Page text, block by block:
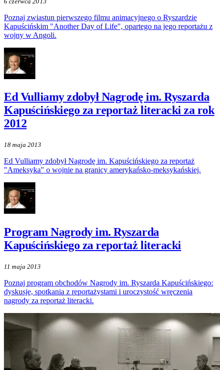
Poznaj zwiastun pierwszego filmu animacyjnego o Ryszardzie
Kapuścińskim "Another Day of Life", opartego na jego reportażu z
wojny w Angoli.
Ed Vulliamy zdobył Nagrodę im. Ryszarda
Kapuścińskiego za reportaż literacki za rok
2012
18 maja 2013
Ed Vulliamy zdobył Nagrodę im. Kapuścińskiego za reportaż
"Ameksyka" o wojnie na granicy amerykańsko-meksykańskiej.
Program Nagrody im. Ryszarda
Kapuścińskiego za reportaż literacki
11 maja 2013
Poznaj program obchodów Nagrody im. Ryszarda Kapuścińskiego:
dyskusje, spotkania z reportażystami i uroczystość wręczenia
nagrody za reportaż literacki.